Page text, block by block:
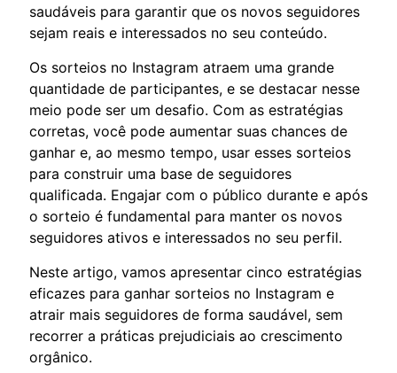
saudáveis para garantir que os novos seguidores
sejam reais e interessados no seu conteúdo.
Os sorteios no Instagram atraem uma grande
quantidade de participantes, e se destacar nesse
meio pode ser um desafio. Com as estratégias
corretas, você pode aumentar suas chances de
ganhar e, ao mesmo tempo, usar esses sorteios
para construir uma base de seguidores
qualificada. Engajar com o público durante e após
o sorteio é fundamental para manter os novos
seguidores ativos e interessados no seu perfil.
Neste artigo, vamos apresentar cinco estratégias
eficazes para ganhar sorteios no Instagram e
atrair mais seguidores de forma saudável, sem
recorrer a práticas prejudiciais ao crescimento
orgânico.